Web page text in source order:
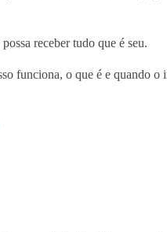
receber tudo que é seu.
funciona, o que é e quando o